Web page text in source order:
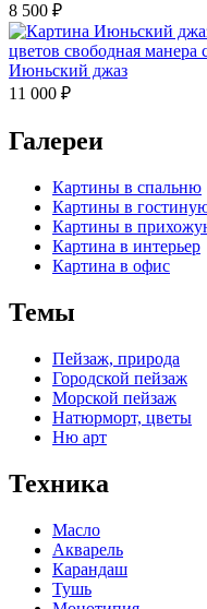
8 500 ₽
Июньский джаз
11 000 ₽
Галереи
Картины в спальню
Картины в
Картины в
Картина в интерьер
Картина в офис
Темы
Пейзаж, природа
Городской пейзаж
Морской пейзаж
Натюрморт, цветы
Ню арт
Техника
Масло
Акварель
Карандаш
Тушь